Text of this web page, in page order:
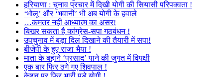
हरियाणा : चुनाव प्रचार में दिखी योगी की सियासी परिपक्वता !
‘भोलू’ और ‘भवानी’ भी अब योगी के हवाले
…कमतर नहीं आध्यात्म का असर!
बिखर सकता है कांग्रेस-सपा गठबंधन !
उपचुनाव में बड़ा दिल दिखाने की तैयारी में सपा!
बीजेपी के हुए राजा भैया !
माता के बहाने ‘प्रसाद’ पाने की जुगत में विपक्षी
एक बार फिर ठगे गए शिवपाल !